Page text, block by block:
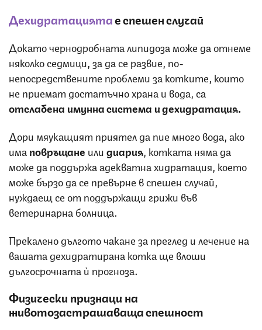
Дехидратациятае спешен случай
Докато чернодробната липидоза може да отнеме
няколко седмици, за да се развие, по-
непосредствените проблеми за котките, които
не приемат достатъчно храна и вода, са
отслабена имунна система и дехидратация.
Дори мяукащият приятел да пие много вода, ако
има повръщане илидиария , котката няма да
може да поддържа адекватна хидратация, което
може бързо да се превърне в спешен случай,
нуждаещ се от поддържащи грижи във
ветеринарна болница.
Прекалено дългото чакане за преглед и лечение на
вашата дехидратирана котка ще влоши
дългосрочната ѝ прогноза.
Физически признаци на
животозастрашаваща спешност